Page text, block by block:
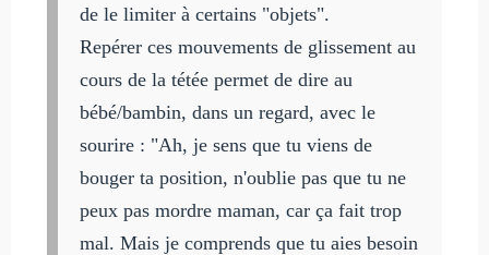
de le limiter à certains "objets".
Repérer ces mouvements de glissement au
cours de la tétée permet de dire au
bébé/bambin, dans un regard, avec le
sourire : "Ah, je sens que tu viens de
bouger ta position, n'oublie pas que tu ne
peux pas mordre maman, car ça fait trop
mal. Mais je comprends que tu aies besoin